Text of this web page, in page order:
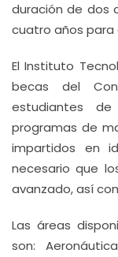
duración de dos
cuatro años
El Instituto
becas del
estudiantes de
programas de
impartidos en
necesario que
avanzado, así
Las áreas
son: